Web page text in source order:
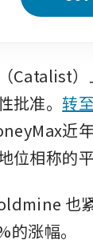
Catalist
批准。 转
近
位相称的平
也
的涨幅。